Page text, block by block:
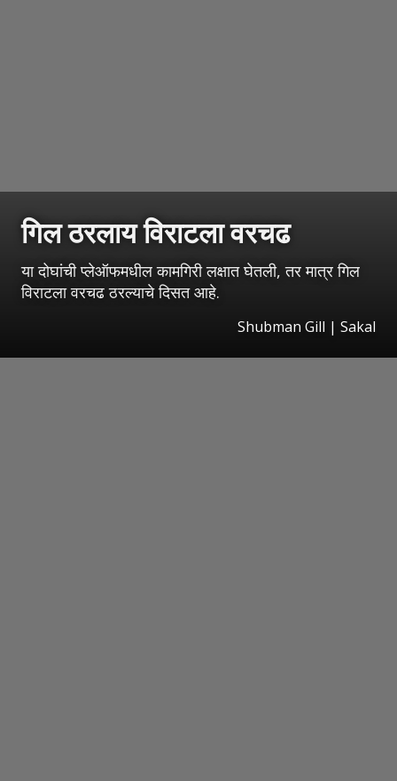
गिल ठरलाय विराटला वरचढ
या दोघांची प्लेऑफमधील कामगिरी लक्षात घेतली, तर मात्र गिल
विराटला वरचढ ठरल्याचे दिसत आहे.
Shubman Gill | Sakal